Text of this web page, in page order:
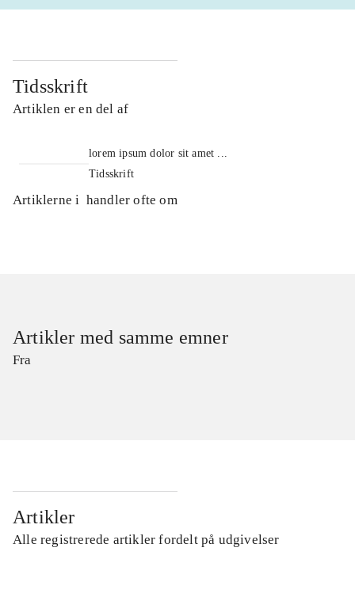
Tidsskrift
Artiklen er en del af
lorem ipsum dolor sit amet ...
Tidsskrift
Artiklerne i handler ofte om
Artikler med samme emner
Fra
Artikler
Alle registrerede artikler fordelt på udgivelser